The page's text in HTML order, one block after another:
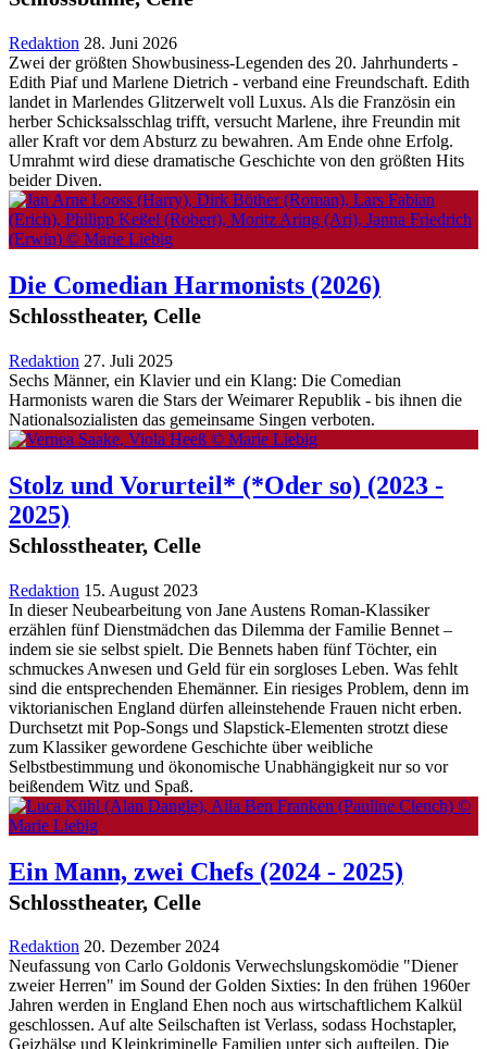
Redaktion 28. Juni 2026
Zwei der größten Showbusiness-Legenden des 20. Jahrhunderts -
Edith Piaf und Marlene Dietrich - verband eine Freundschaft. Edith
landet in Marlendes Glitzerwelt voll Luxus. Als die Französin ein
herber Schicksalsschlag trifft, versucht Marlene, ihre Freundin mit
aller Kraft vor dem Absturz zu bewahren. Am Ende ohne Erfolg.
Umrahmt wird diese dramatische Geschichte von den größten Hits
beider Diven.
Die Comedian Harmonists (2026)
Schlosstheater, Celle
Redaktion 27. Juli 2025
Sechs Männer, ein Klavier und ein Klang: Die Comedian
Harmonists waren die Stars der Weimarer Republik - bis ihnen die
Nationalsozialisten das gemeinsame Singen verboten.
Stolz und Vorurteil* (*Oder so) (2023 -
2025)
Schlosstheater, Celle
Redaktion 15. August 2023
In dieser Neubearbeitung von Jane Austens Roman-Klassiker
erzählen fünf Dienstmädchen das Dilemma der Familie Bennet –
indem sie sie selbst spielt. Die Bennets haben fünf Töchter, ein
schmuckes Anwesen und Geld für ein sorgloses Leben. Was fehlt
sind die entsprechenden Ehemänner. Ein riesiges Problem, denn im
viktorianischen England dürfen alleinstehende Frauen nicht erben.
Durchsetzt mit Pop-Songs und Slapstick-Elementen strotzt diese
zum Klassiker gewordene Geschichte über weibliche
Selbstbestimmung und ökonomische Unabhängigkeit nur so vor
beißendem Witz und Spaß.
Ein Mann, zwei Chefs (2024 - 2025)
Schlosstheater, Celle
Redaktion 20. Dezember 2024
Neufassung von Carlo Goldonis Verwechslungskomödie "Diener
zweier Herren" im Sound der Golden Sixties: In den frühen 1960er
Jahren werden in England Ehen noch aus wirtschaftlichem Kalkül
geschlossen. Auf alte Seilschaften ist Verlass, sodass Hochstapler,
Geizhälse und Kleinkriminelle Familien unter sich aufteilen. Die